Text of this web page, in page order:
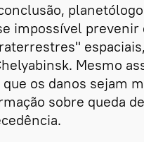
impossível prevenir
Mesmo
os danos sejam
sobre queda